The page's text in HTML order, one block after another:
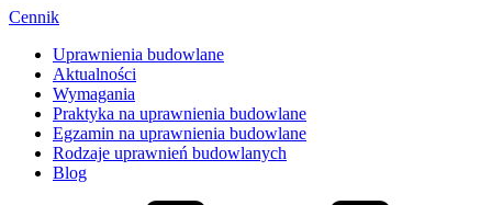
Cennik
Uprawnienia budowlane
Aktualności
Wymagania
Praktyka na uprawnienia budowlane
Egzamin na uprawnienia budowlane
Rodzaje uprawnień budowlanych
Blog